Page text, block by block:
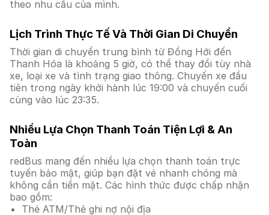
theo nhu cầu của mình.
Lịch Trình Thực Tế Và Thời Gian Di Chuyển
Thời gian di chuyển trung bình từ Đồng Hới đến
Thanh Hóa là khoảng 5 giờ, có thể thay đổi tùy nhà
xe, loại xe và tình trạng giao thông. Chuyến xe đầu
tiên trong ngày khởi hành lúc 19:00 và chuyến cuối
cùng vào lúc 23:35.
Nhiều Lựa Chọn Thanh Toán Tiện Lợi & An
Toàn
redBus mang đến nhiều lựa chọn thanh toán trực
tuyến bảo mật, giúp bạn đặt vé nhanh chóng mà
không cần tiền mặt. Các hình thức được chấp nhận
bao gồm:
Thẻ ATM/Thẻ ghi nợ nội địa